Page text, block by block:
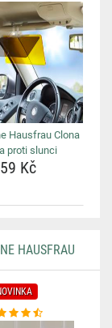
Hausfrau Clona
proti slunci
Kč
HAUSFRAU